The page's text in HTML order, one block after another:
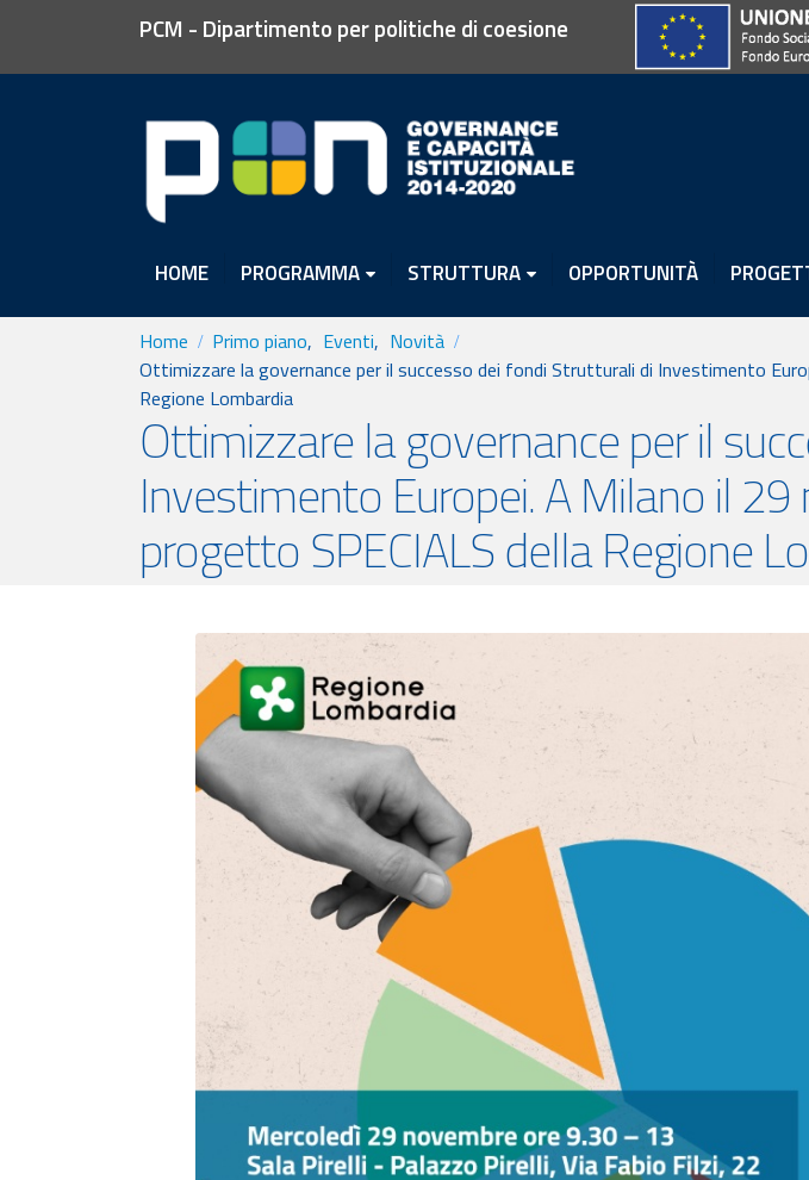
PCM - Dipartimento per politiche di coesione
HOME PROGRAMMA STRUTTURA OPPORTUNITÀ
Home Primo piano, Eventi, Novità
Ottimizzare la governance per il successo dei fondi Strutturali di Investimento
Regione Lombardia
Ottimizzare la governance per il
Investimento Europei. A Milano il
progetto SPECIALS della Regione